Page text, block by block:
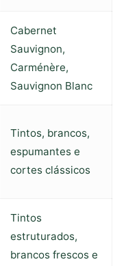
Cabernet
Sauvignon,
Carménère,
Sauvignon Blanc
Tintos, brancos,
espumantes e
cortes clássicos
Tintos
estruturados,
brancos frescos e